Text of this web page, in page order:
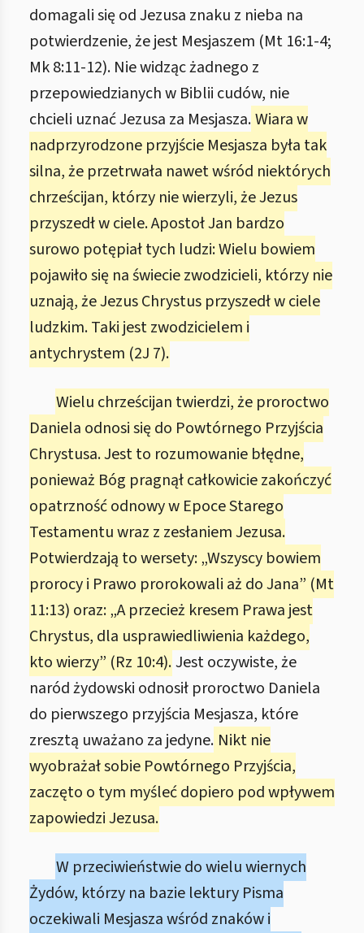
domagali się od Jezusa znaku z nieba na
potwierdzenie, że jest Mesjaszem (Mt 16:1-4;
Mk 8:11-12). Nie widząc żadnego z
przepowiedzianych w Biblii cudów, nie
chcieli uznać Jezusa za Mesjasza.Wiara w
nadprzyrodzone przyjście Mesjasza była tak
silna, że przetrwała nawet wśród niektórych
chrześcijan, którzy nie wierzyli, że Jezus
przyszedł w ciele. Apostoł Jan bardzo
surowo potępiał tych ludzi: Wielu bowiem
pojawiło się na świecie zwodzicieli, którzy nie
uznają, że Jezus Chrystus przyszedł w ciele
ludzkim. Taki jest zwodzicielem i
antychrystem (2J 7).
Wielu chrześcijan twierdzi, że proroctwo
Daniela odnosi się do Powtórnego Przyjścia
Chrystusa. Jest to rozumowanie błędne,
ponieważ Bóg pragnął całkowicie zakończyć
opatrzność odnowy w Epoce Starego
Testamentu wraz z zesłaniem Jezusa.
Potwierdzają to wersety: „Wszyscy bowiem
prorocy i Prawo prorokowali aż do Jana” (Mt
11:13) oraz: „A przecież kresem Prawa jest
Chrystus, dla usprawiedliwienia każdego,
kto wierzy” (Rz 10:4).Jest oczywiste, że
naród żydowski odnosił proroctwo Daniela
do pierwszego przyjścia Mesjasza, które
zresztą uważano za jedyne. Nikt nie
wyobrażał sobie Powtórnego Przyjścia,
zaczęto o tym myśleć dopiero pod wpływem
zapowiedzi Jezusa.
W przeciwieństwie do wielu wiernych
Żydów, którzy na bazie lektury Pisma
oczekiwali Mesjasza wśród znaków i